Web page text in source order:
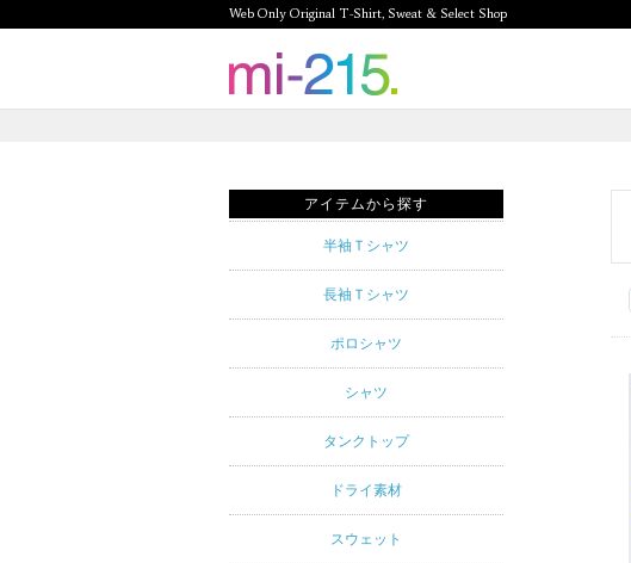
Web Only Original T-Shirt, Sweat & Select Shop
mi-215.
Original T-
Sweat &
Shop mi-
215. Tシャ
ツを中心と
したカジュ
アルスタイ
アイテムから探す
半袖Ｔシャツ
長袖Ｔシャツ
ポロシャツ
シャツ
タンクトップ
ドライ素材
スウェット